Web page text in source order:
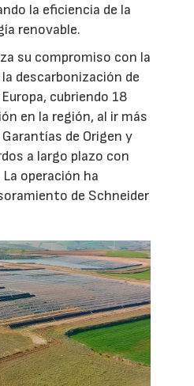
la eficiencia de la
renovable.
su compromiso con la
descarbonización de
cubriendo 18
en la región, al ir más
de Origen y
a largo plazo con
operación ha
de Schneider